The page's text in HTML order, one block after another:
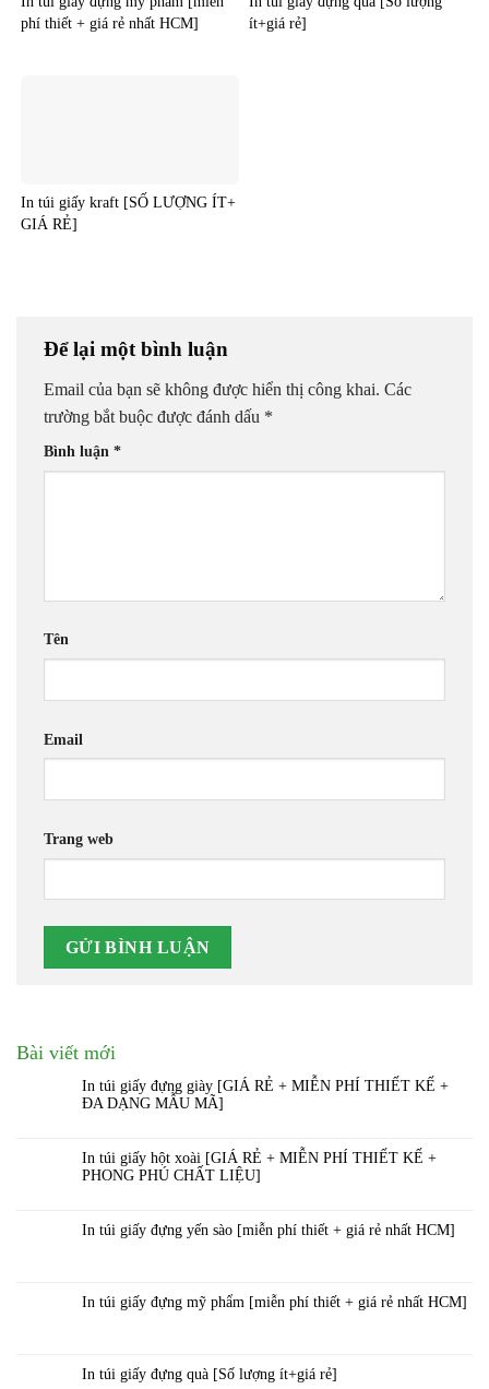
phí thiết + giá rẻ nhất HCM]
ít+giá rẻ]
In túi giấy kraft [SỐ LƯỢNG ÍT+
GIÁ RẺ]
Để lại một bình luận
Email của bạn sẽ không được hiển thị công khai. Các
trường bắt buộc được đánh dấu *
Bình luận *
Tên
Email
Trang web
Bài viết mới
In túi giấy đựng giày [GIÁ RẺ + MIỄN PHÍ THIẾT KẾ +
ĐA DẠNG MẪU MÃ]
In túi giấy hột xoài [GIÁ RẺ + MIỄN PHÍ THIẾT KẾ +
PHONG PHÚ CHẤT LIỆU]
In túi giấy đựng yến sào [miễn phí thiết + giá rẻ nhất HCM]
In túi giấy đựng mỹ phẩm [miễn phí thiết + giá rẻ nhất HCM]
In túi giấy đựng quà [Số lượng ít+giá rẻ]